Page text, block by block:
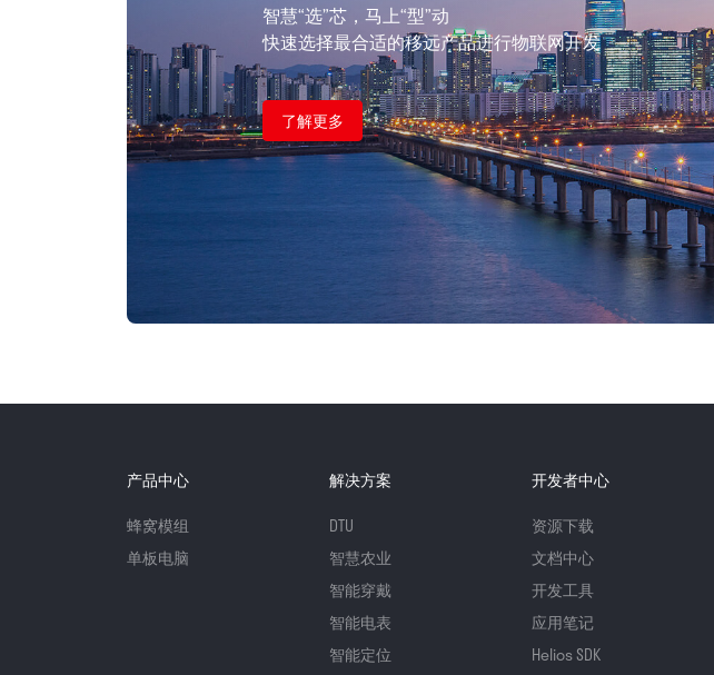
智慧“选”芯，马上“型”动
快速选择最合适的移远产品进行物联网开发
了解更多
产品中心
蜂窝模组
单板电脑
解决方案
DTU
智慧农业
智能穿戴
智能电表
智能定位
开发者中心
资源下载
文档中心
开发工具
应用笔记
Helios SDK